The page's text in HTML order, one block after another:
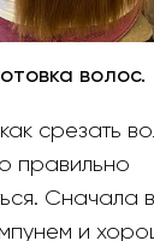
волос.
срезать
правильно
Сначала
и